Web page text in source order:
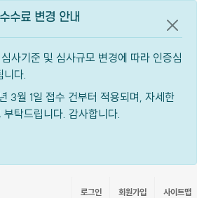
수료 변경 안내
사기준 및 심사규모 변경에 따라 인증심
니다.
3월 1일 접수 건부터 적용되며, 자세한
탁드립니다. 감사합니다.
공지
로그인 회원가입 사이트맵